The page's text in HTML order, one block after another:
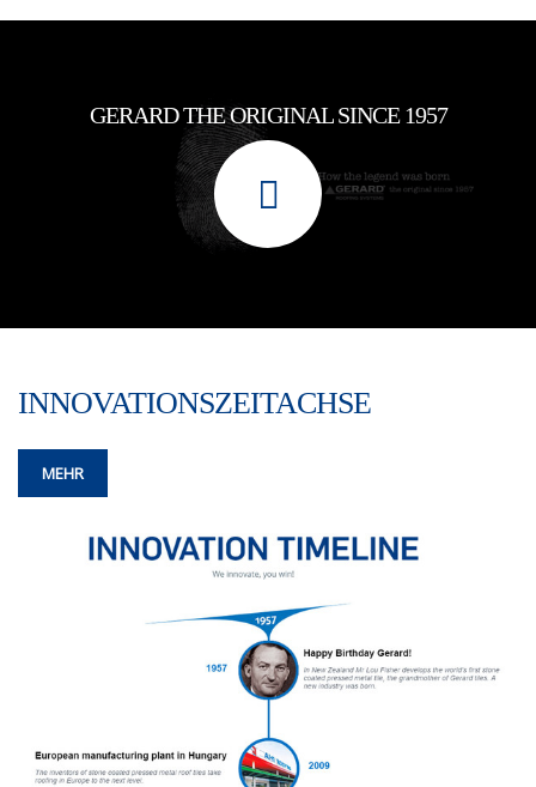
GERARD THE ORIGINAL SINCE 1957
INNOVATIONSZEITACHSE
MEHR